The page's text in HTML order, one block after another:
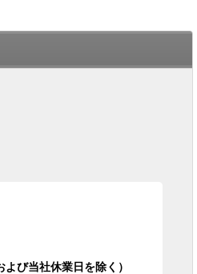
び当社休業日を除く）